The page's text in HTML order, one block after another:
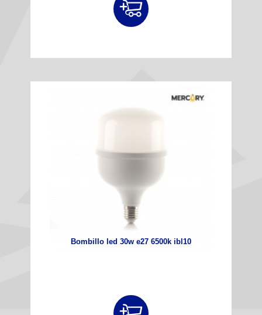
Bombillo led 30w e27 6500k ibl10